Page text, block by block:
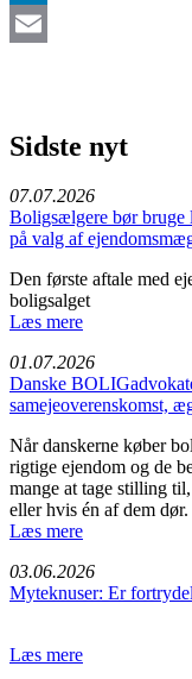
LinkedIn
Sidste nyt
07.07.2026
Boligsælgere bør bruge
på valg af
Den første aftale med
boligsalget
Læs mere
01.07.2026
Danske
samejeoverenskomst,
Når danskerne køber
rigtige ejendom og de
mange at tage stilling
eller hvis én af dem dør.
Læs mere
03.06.2026
Myteknuser: Er
Læs mere